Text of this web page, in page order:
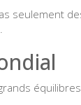
seulement
équilibres